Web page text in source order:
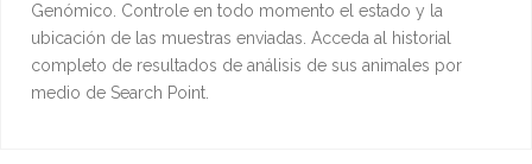
Genómico. Controle en todo momento el estado y la
ubicación de las muestras enviadas. Acceda al historial
completo de resultados de análisis de sus animales por
medio de Search Point.